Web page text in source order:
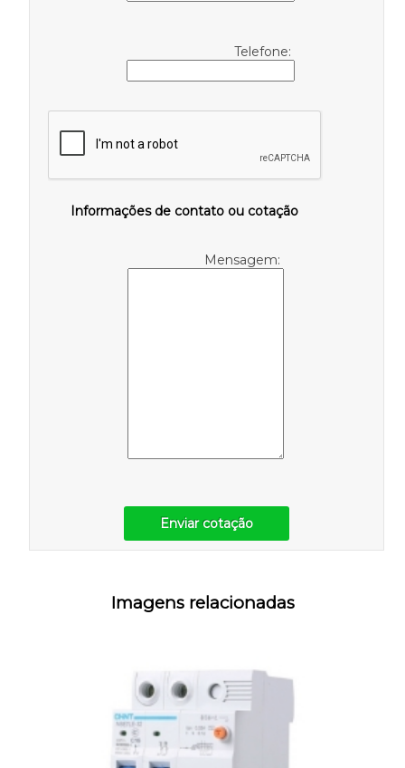
Telefone:
Informações de contato ou cotação
Mensagem:
Enviar cotação
Imagens relacionadas